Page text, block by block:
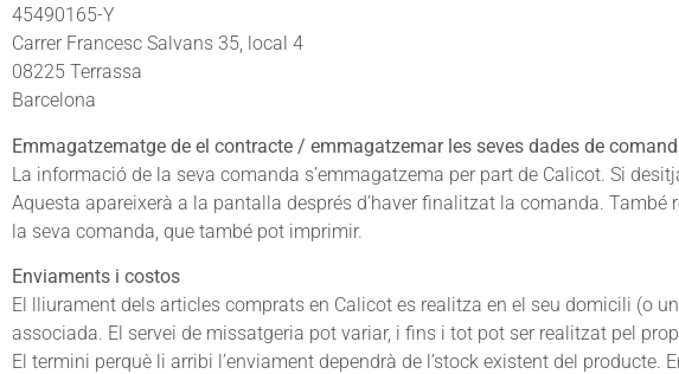
45490165-Y
Carrer Francesc Salvans 35, local 4
08225 Terrassa
Barcelona
Emmagatzematge de el contracte / emmagatzemar les seves dades de
La informació de la seva comanda s’emmagatzema per part de Calicot. Si
Aquesta apareixerà a la pantalla després d’haver finalitzat la comanda.
la seva comanda, que també pot imprimir.
Enviaments i costos
El lliurament dels articles comprats en Calicot es realitza en el seu domicili (o
associada. El servei de missatgeria pot variar, i fins i tot pot ser realitzat pel
El termini perquè li arribi l’enviament dependrà de l’stock existent del